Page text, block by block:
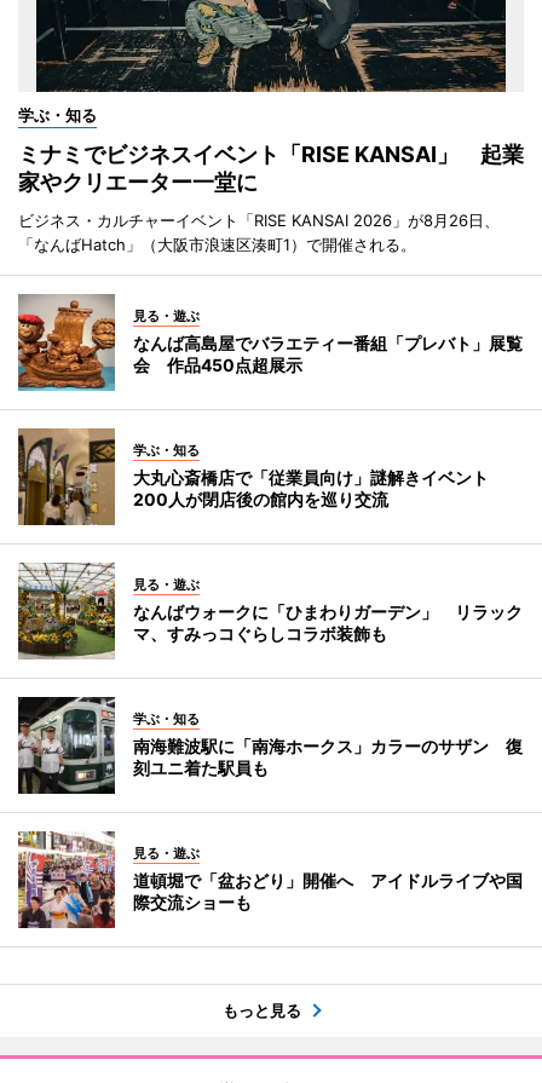
学ぶ・知る
ミナミでビジネスイベント「RISE KANSAI」 起業
家やクリエーター一堂に
ビジネス・カルチャーイベント「RISE KANSAI 2026」が8月26日、
「なんばHatch」（大阪市浪速区湊町1）で開催される。
見る・遊ぶ
なんば高島屋でバラエティー番組「プレバト」展覧
会 作品450点超展示
学ぶ・知る
大丸心斎橋店で「従業員向け」謎解きイベント
200人が閉店後の館内を巡り交流
見る・遊ぶ
なんばウォークに「ひまわりガーデン」 リラック
マ、すみっコぐらしコラボ装飾も
学ぶ・知る
南海難波駅に「南海ホークス」カラーのサザン 復
刻ユニ着た駅員も
見る・遊ぶ
道頓堀で「盆おどり」開催へ アイドルライブや国
際交流ショーも
もっと見る